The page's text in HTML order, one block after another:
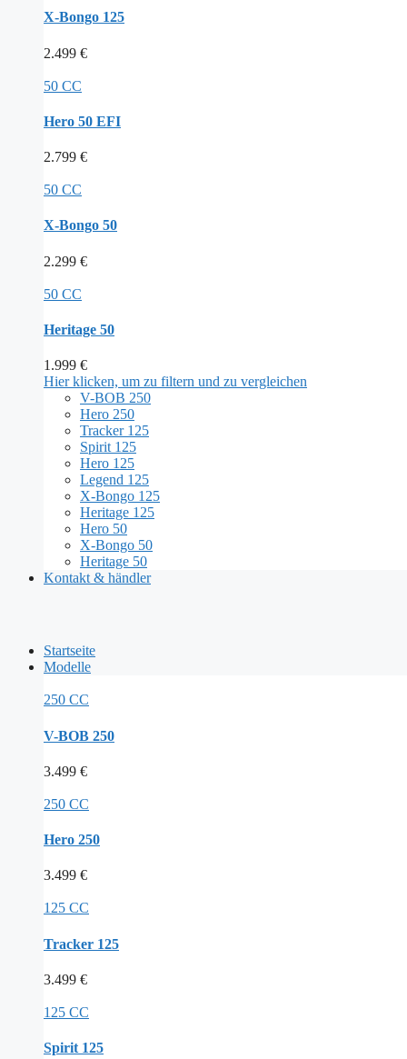
X-Bongo 125
2.499 €
50 CC
Hero 50 EFI
2.799 €
50 CC
X-Bongo 50
2.299 €
50 CC
Heritage 50
1.999 €
Hier klicken, um zu filtern und zu vergleichen
V-BOB 250
Hero 250
Tracker 125
Spirit 125
Hero 125
Legend 125
X-Bongo 125
Heritage 125
Hero 50
X-Bongo 50
Heritage 50
Kontakt & händler
Startseite
Modelle
250 CC
V-BOB 250
3.499 €
250 CC
Hero 250
3.499 €
125 CC
Tracker 125
3.499 €
125 CC
Spirit 125